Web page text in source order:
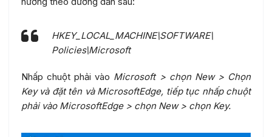
HKEY_LOCAL_MACHINE\SOFTWARE\
Policies\Microsoft
Nhấp chuột phải vào Microsoft > chọn New > Chọn
Key và đặt tên và MicrosoftEdge, tiếp tục nhấp chuột
phải vào MicrosoftEdge > chọn New > chọn Key.